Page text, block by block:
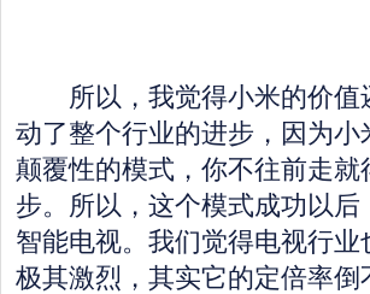
所以，我觉得小米的价值
动了整个行业的进步，因为
颠覆性的模式，你不往前走
步。所以，这个模式成功以
智能电视。我们觉得电视行
极其激烈，其实它的定倍率